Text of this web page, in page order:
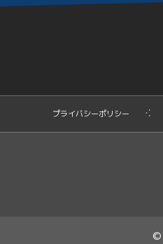
プライバシーポリシー
©